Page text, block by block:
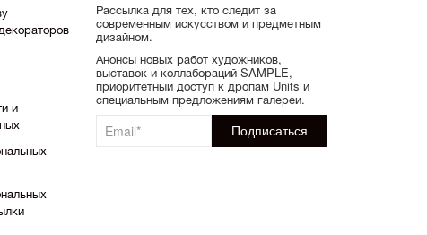
и
Рассылка для тех, кто следит за
современным искусством и предметным
дизайном.
Анонсы новых работ художников,
выставок и коллабораций SAMPLE,
приоритетный доступ к дропам Units и
специальным предложениям галереи.